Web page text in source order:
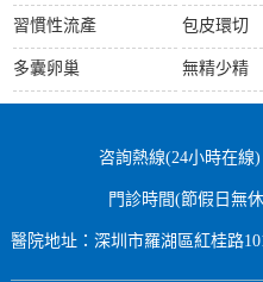
習慣性流產
多囊卵巢
包皮環切
無精少精
咨詢熱線(24小時在線)
門診時間(節假日無
醫院地址：深圳市羅湖區紅桂路